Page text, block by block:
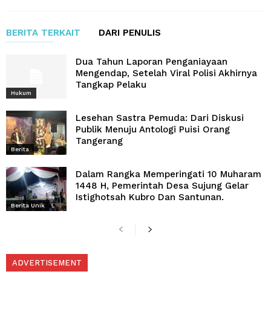
BERITA TERKAIT DARI PENULIS
Hukum
Dua Tahun Laporan Penganiayaan
Mengendap, Setelah Viral Polisi Akhirnya
Tangkap Pelaku
Berita
Lesehan Sastra Pemuda: Dari Diskusi
Publik Menuju Antologi Puisi Orang
Tangerang
Berita Unik
Dalam Rangka Memperingati 10 Muharam
1448 H, Pemerintah Desa Sujung Gelar
Istighotsah Kubro Dan Santunan.
ADVERTISEMENT